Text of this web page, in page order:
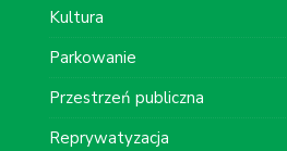
Kultura
Parkowanie
Przestrzeń publiczna
Reprywatyzacja